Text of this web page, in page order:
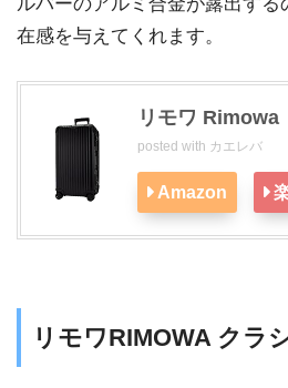
在感を与えてくれます。
リモワ Rimowa
posted with カエレバ
Amazon
リモワRIMOWA クラ